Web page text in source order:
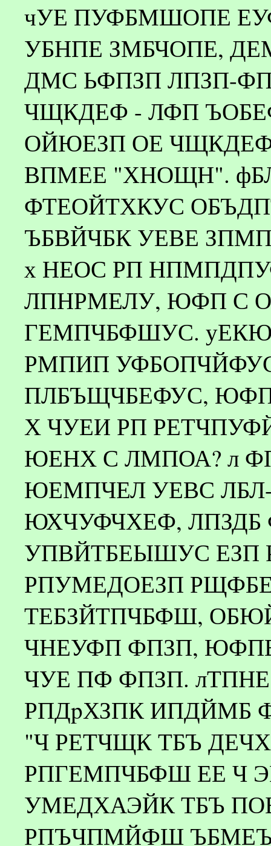
чУЕ ПУФБМШОПЕ
УБНПЕ ЗМБЧОПЕ,
ДМС ЬФПЗП ЛПЗП-
ЧЩКДЕФ - ЛФП
ОЙЮЕЗП ОЕ
ВПМЕЕ "ХНОЩН".
ФТЕОЙТХКУС
ЪБВЙЧБК УЕВЕ
х НЕОС РП
ЛПНРМЕЛУ, ЮФП С
ГЕМПЧБФШУС.
РМПИП
ПЛБЪЩЧБЕФУС,
Х ЧУЕИ РП
ЮЕНХ С ЛМПОА? л
ЮЕМПЧЕЛ УЕВС
ЮХЧУФЧХЕФ,
УПВЙТБЕЫШУС ЕЗП
РПУМЕДОЕЗП
ТЕБЗЙТПЧБФШ,
ЧНЕУФП ФПЗП,
ЧУЕ ПФ ФПЗП.
РПДpХЗПК ИПДЙМБ
"Ч РЕТЧЩК ТБЪ
РПГЕМПЧБФШ ЕЕ Ч
УМЕДХАЭЙК ТБЪ
РПЪЧПМЙФШ